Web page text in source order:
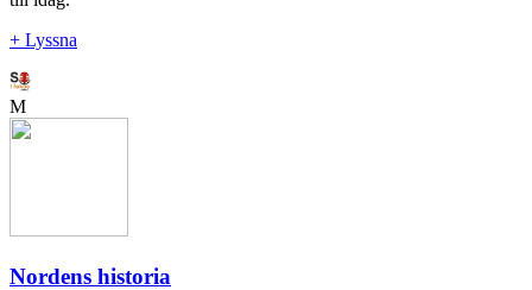
+ Lyssna
M
Nordens historia